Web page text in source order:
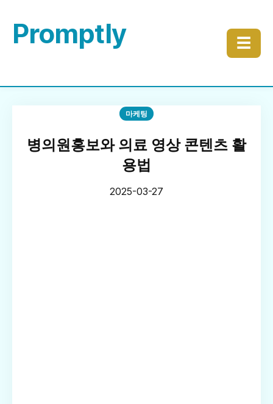
Promptly ☰
마케팅
병의원홍보와 의료 영상 콘텐츠 활
용법
2025-03-27